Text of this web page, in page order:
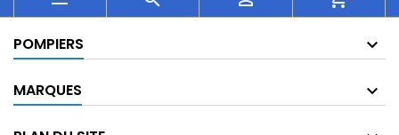
POMPIERS
MARQUES